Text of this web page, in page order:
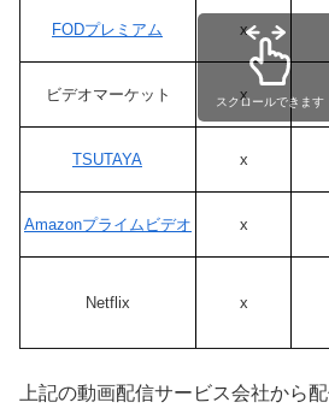
FODプレミアム x
ビデオマーケット x
TSUTAYA x
Amazonプライムビデオ x
Netflix x
スクロールできます
上記の動画配信サービス会社から